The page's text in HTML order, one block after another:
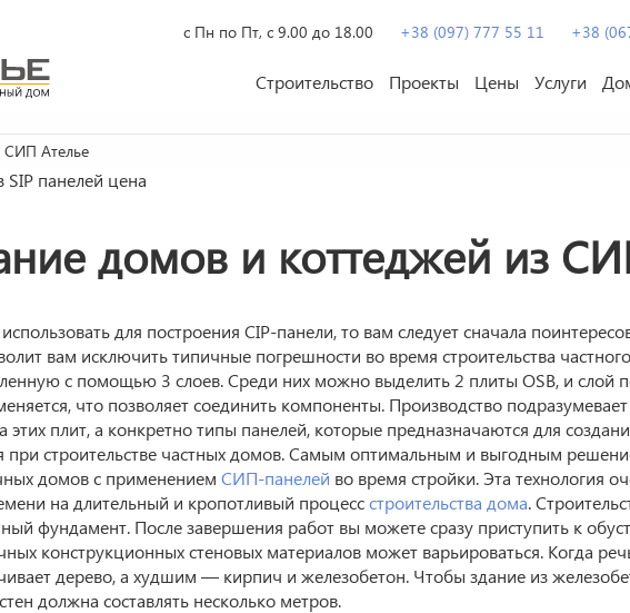
с Пн по Пт, с 9.00 до 18.00 +38 (097) 777 55 11 +38
Строительство Проекты Цены Услуги
СИП Ателье
домов и коттеджей из
для построения CIP-панели, то вам следует сначала
вам исключить типичные погрешности во время строительства
с помощью 3 слоев. Среди них можно выделить 2 плиты OSB, и слой
что позволяет соединить компоненты. Производство
этих плит, а конкретно типы панелей, которые предназначаются для
при строительстве частных домов. Самым оптимальным и выгодным
домов с применениемСИП-панелей во время стройки. Эта технология
на длительный и кропотливый процессстроительства дома.
фундамент. После завершения работ вы можете сразу приступить к
конструкционных стеновых материалов может варьироваться. Когда
дерево, а худшим — кирпич и железобетон. Чтобы здание из
должна составлять несколько метров.